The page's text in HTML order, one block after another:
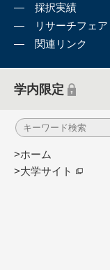
採択実績
リサーチフェア
関連リンク
学内限定
>ホーム
>大学サイト